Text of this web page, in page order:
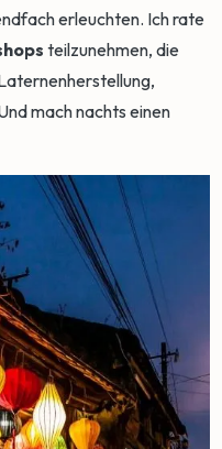
erleuchten. Ich rate
teilzunehmen, die
mach nachts einen